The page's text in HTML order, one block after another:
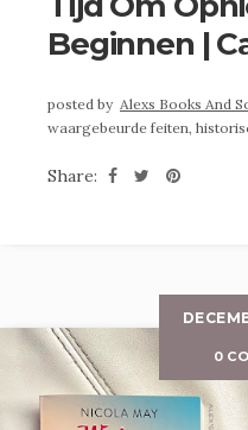
Beginnen |
posted by Alexs Books And
waargebeurde feiten,
Share:
0